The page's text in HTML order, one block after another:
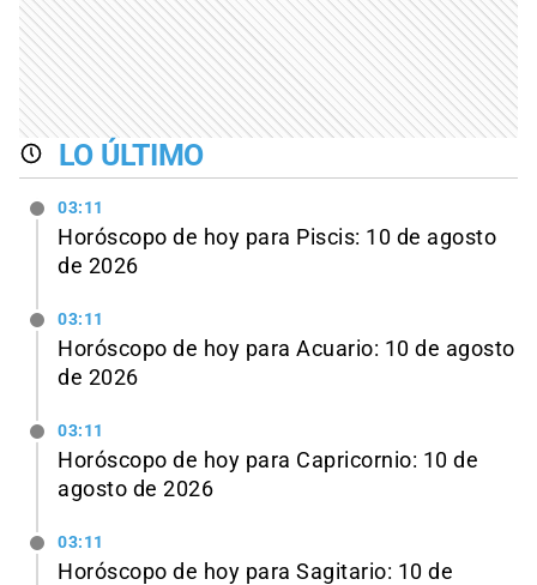
LO ÚLTIMO
03:11
Horóscopo de hoy para Piscis: 10 de agosto
de 2026
03:11
Horóscopo de hoy para Acuario: 10 de agosto
de 2026
03:11
Horóscopo de hoy para Capricornio: 10 de
agosto de 2026
03:11
Horóscopo de hoy para Sagitario: 10 de